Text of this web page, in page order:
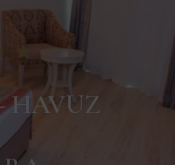
HAVUZ